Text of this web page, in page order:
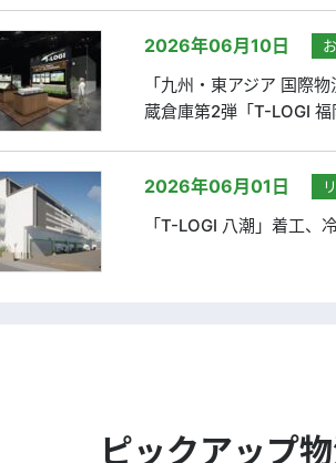
2026年06月10日
「九州・東アジア 国際
蔵倉庫第2弾「T-LOGI
2026年06月01日
「T-LOGI 八潮」着工、
ピックアップ